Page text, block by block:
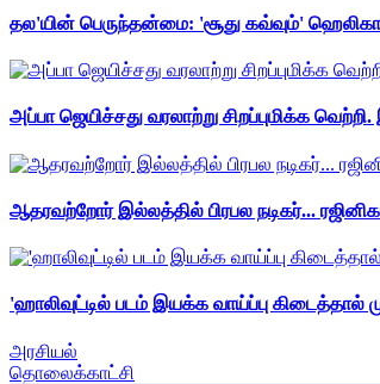
தல'யின் பெருந்தன்மை: 'சூது கவ்வும்'
அப்பா ஜெயிச்சது வரலாற்று சிறப்புமிக்க
ஆதரவற்றோர் இல்லத்தில் பிரபல நடிகர்...
'ஹாலிவுட்டில் படம் இயக்க வாய்ப்பு
அரசியல்
தொலைக்காட்சி